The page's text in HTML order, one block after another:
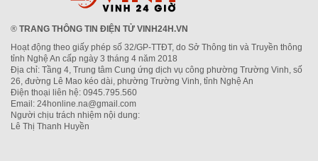
® TRANG THÔNG TIN ĐIỆN TỬ VINH24H.VN
Hoạt động theo giấy phép số 32/GP-TTĐT, do Sở Thông tin và Truyền thông
tỉnh Nghệ An cấp ngày 3 tháng 4 năm 2018
Địa chỉ: Tầng 4, Trung tâm Cung ứng dịch vụ công phường Trường Vinh, số
26, đường Lê Mao kéo dài, phường Trường Vinh, tỉnh Nghệ An
Điện thoại liên hệ: 0945.795.560
Email: 24honline.na@gmail.com
Người chịu trách nhiệm nội dung:
Lê Thị Thanh Huyền